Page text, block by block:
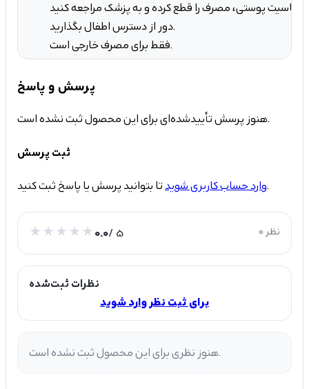
دور از دسترس اطفال بگذارید.
فقط برای مصرف خارجی است.
پرسش و پاسخ
هنوز پرسش تأییدشده‌ای برای این محصول ثبت نشده است.
ثبت پرسش
وارد حساب کاربری شویدتا بتوانید پرسش یا پاسخ ثبت کنید.
0.0/ 5 0 نظر
نظرات ثبت‌شده
برای ثبت نظر وارد شوید
هنوز نظری برای این محصول ثبت نشده است.